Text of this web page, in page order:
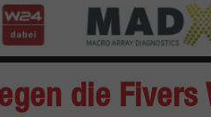
die Fivers